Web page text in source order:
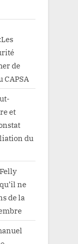
de
CAPSA
et
du
ne
de la